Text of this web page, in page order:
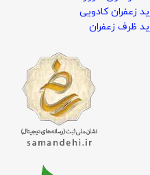
زعفران کادویی
ظرف زعفران